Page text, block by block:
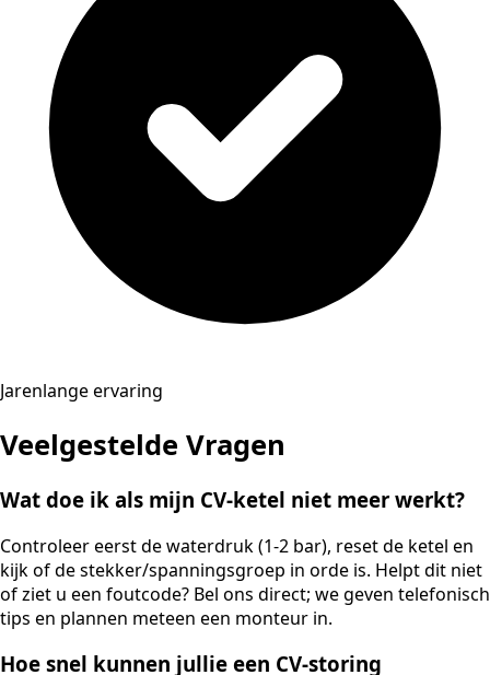
Jarenlange ervaring
Veelgestelde Vragen
Wat doe ik als mijn CV-ketel niet meer werkt?
Controleer eerst de waterdruk (1-2 bar), reset de ketel en
kijk of de stekker/spanningsgroep in orde is. Helpt dit niet
of ziet u een foutcode? Bel ons direct; we geven telefonisch
tips en plannen meteen een monteur in.
Hoe snel kunnen jullie een CV-storing